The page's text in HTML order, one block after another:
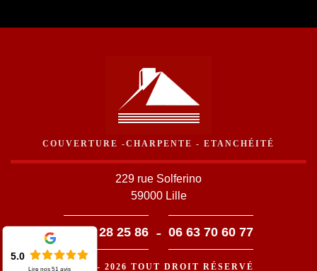
COUVERTURE -CHARPENTE - ETANCHÉITÉ
229 rue Solferino
59000 Lille
03 59 28 25 86 - 06 63 70 60 77
©2016 - 2026 TOUT DROIT RÉSERVÉ
5.0
Lire nos51 avis